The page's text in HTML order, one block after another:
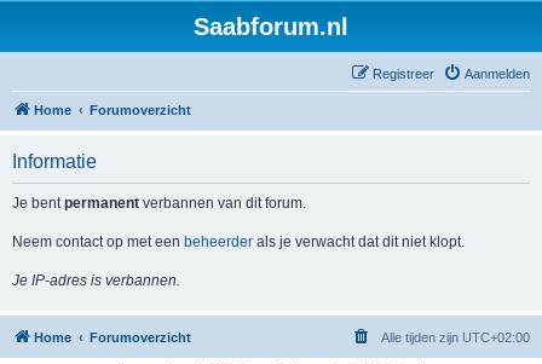
Saabforum.nl
Aanmelden
Registreer
Home Forumoverzicht
Informatie
Je bentpermanent verbannen van dit forum.
Neem contact op met een beheerder als je verwacht dat dit niet klopt.
Je IP-adres is verbannen.
Home Forumoverzicht Alle tijden zijn UTC+02:00